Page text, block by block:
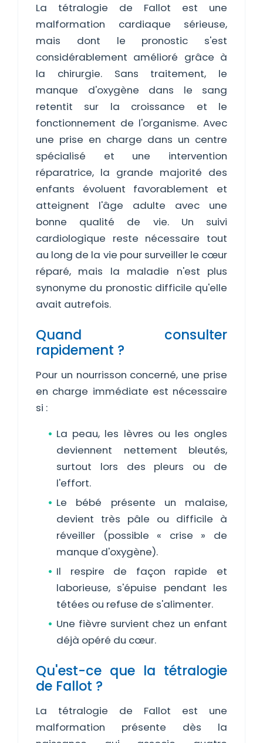
La tétralogie de Fallot est une
malformation cardiaque sérieuse,
mais dont le pronostic s'est
considérablement amélioré grâce à
la chirurgie. Sans traitement, le
manque d'oxygène dans le sang
retentit sur la croissance et le
fonctionnement de l'organisme. Avec
une prise en charge dans un centre
spécialisé et une intervention
réparatrice, la grande majorité des
enfants évoluent favorablement et
atteignent l'âge adulte avec une
bonne qualité de vie. Un suivi
cardiologique reste nécessaire tout
au long de la vie pour surveiller le cœur
réparé, mais la maladie n'est plus
synonyme du pronostic difficile qu'elle
avait autrefois.
Quand consulter
rapidement ?
Pour un nourrisson concerné, une prise
en charge immédiate est nécessaire
si :
La peau, les lèvres ou les ongles
deviennent nettement bleutés,
surtout lors des pleurs ou de
l'effort.
Le bébé présente un malaise,
devient très pâle ou difficile à
réveiller (possible « crise » de
manque d'oxygène).
Il respire de façon rapide et
laborieuse, s'épuise pendant les
tétées ou refuse de s'alimenter.
Une fièvre survient chez un enfant
déjà opéré du cœur.
Qu'est-ce que la tétralogie
de Fallot ?
La tétralogie de Fallot est une
malformation présente dès la